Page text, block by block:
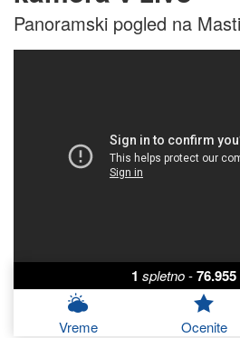
Panoramski pogled na
1 spletno-76.955
Vreme Ocenite